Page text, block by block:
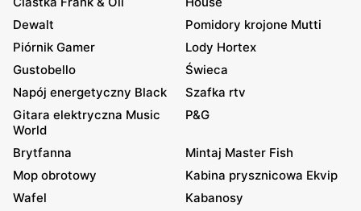
Dewalt
Pomidory krojone Mutti
Piórnik Gamer
Lody Hortex
Gustobello
Świeca
Napój energetyczny Black
Szafka rtv
Gitara elektryczna Music
World
P&G
Brytfanna
Mintaj Master Fish
Mop obrotowy
Kabina prysznicowa Ekvip
Wafel
Kabanosy